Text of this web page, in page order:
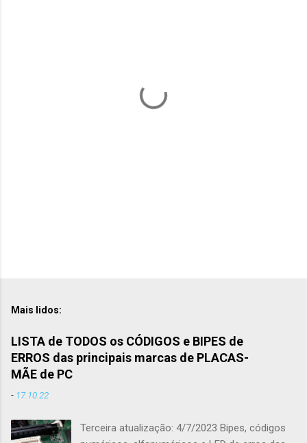
Mais lidos:
LISTA de TODOS os CÓDIGOS e BIPES de
ERROS das principais marcas de PLACAS-
MÃE de PC
- 17.10.22
Terceira atualização: 4/7/2023 Bipes, códigos